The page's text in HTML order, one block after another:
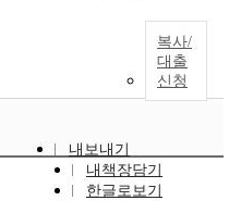
복사/
대출
신청
내보내기
내책장담기
한글로보기